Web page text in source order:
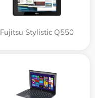
Fujitsu Stylistic Q550